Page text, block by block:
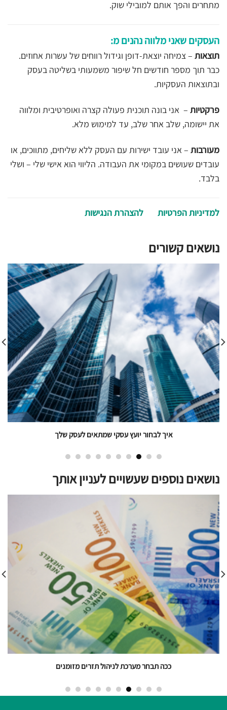
מתחרים והפך אותם למובילי שוק.
העסקים שאני מלווה נהנים מ:
תוצאות – צמיחה יוצאת-דופן וגידול רווחים של עשרות אחוזים.
כבר תוך מספר חודשים חל שיפור משמעותי בשליטה בעסק
ובתוצאות העסקיות.
פרקטיות – אני בונה תוכנית פעולה קצרה ואופרטיבית ומלווה
את יישומה, שלב אחר שלב, עד למימוש מלא.
מעורבות – אני עובד ישירות עם העסק ללא שליחים, מתווכים, או
עובדים שעושים במקומי את העבודה. הליווי הוא אישי שלי – ושלי
בלבד.
למדיניות הפרטיות להצהרת הנגישות
נושאים קשורים
איך תדע שהליווי העסקי שאתה מקבל מתאים לך
נושאים נוספים שעשויים לעניין אותך
ככה תבחר מערכת לניהול תזרים מזומנים